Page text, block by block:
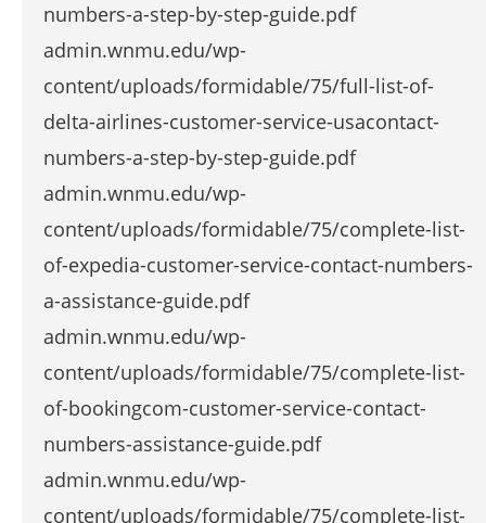
numbers-a-step-by-step-guide.pdf
admin.wnmu.edu/wp-
content/uploads/formidable/75/full-list-of-
delta-airlines-customer-service-usacontact-
numbers-a-step-by-step-guide.pdf
admin.wnmu.edu/wp-
content/uploads/formidable/75/complete-list-
of-expedia-customer-service-contact-numbers-
a-assistance-guide.pdf
admin.wnmu.edu/wp-
content/uploads/formidable/75/complete-list-
of-bookingcom-customer-service-contact-
numbers-assistance-guide.pdf
admin.wnmu.edu/wp-
content/uploads/formidable/75/complete-list-